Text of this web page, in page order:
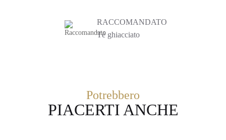
RACCOMANDATO
Té ghiacciato
Potrebbero
PIACERTI ANCHE